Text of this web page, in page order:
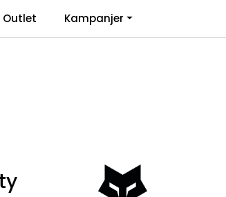
Favoritter Logg inn
Outlet Kampanjer